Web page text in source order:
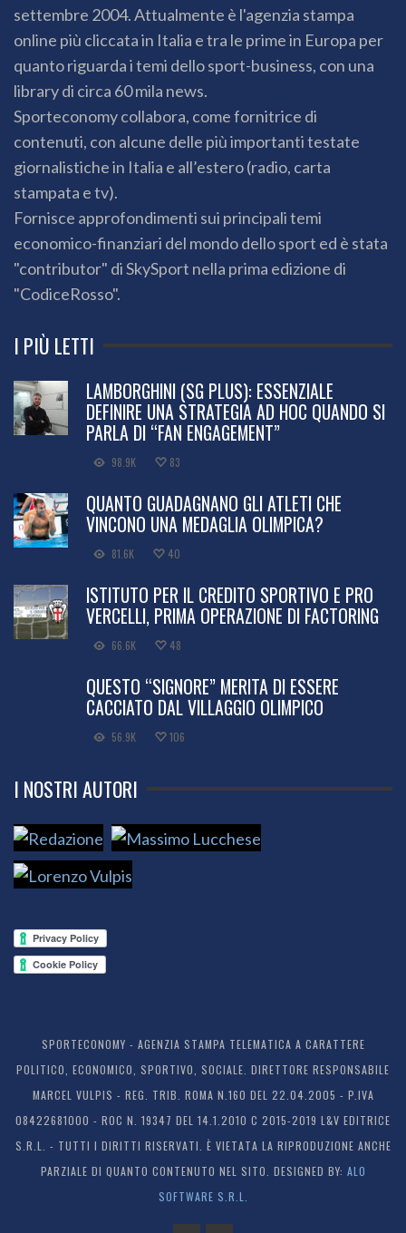
settembre 2004. Attualmente è l'agenzia stampa
online più cliccata in Italia e tra le prime in Europa per
quanto riguarda i temi dello sport-business, con una
library di circa 60 mila news.
Sporteconomy collabora, come fornitrice di
contenuti, con alcune delle più importanti testate
giornalistiche in Italia e all’estero (radio, carta
stampata e tv).
Fornisce approfondimenti sui principali temi
economico-finanziari del mondo dello sport ed è stata
"contributor" di SkySport nella prima edizione di
"CodiceRosso".
I PIÙ LETTI
LAMBORGHINI (SG PLUS): ESSENZIALE
DEFINIRE UNA STRATEGIA AD HOC QUANDO SI
PARLA DI “FAN ENGAGEMENT”
98.9K 83
QUANTO GUADAGNANO GLI ATLETI CHE
VINCONO UNA MEDAGLIA OLIMPICA?
81.6K 40
ISTITUTO PER IL CREDITO SPORTIVO E PRO
VERCELLI, PRIMA OPERAZIONE DI FACTORING
66.6K 48
QUESTO “SIGNORE” MERITA DI ESSERE
CACCIATO DAL VILLAGGIO OLIMPICO
56.9K 106
I NOSTRI AUTORI
SPORTECONOMY - AGENZIA STAMPA TELEMATICA A CARATTERE
POLITICO, ECONOMICO, SPORTIVO, SOCIALE. DIRETTORE RESPONSABILE
MARCEL VULPIS - REG. TRIB. ROMA N.160 DEL 22.04.2005 - P.IVA
08422681000 - ROC N. 19347 DEL 14.1.2010 C 2015-2019 L&V EDITRICE
S.R.L. - TUTTI I DIRITTI RISERVATI. È VIETATA LA RIPRODUZIONE ANCHE
PARZIALE DI QUANTO CONTENUTO NEL SITO. DESIGNED BY: ALO
SOFTWARE S.R.L.